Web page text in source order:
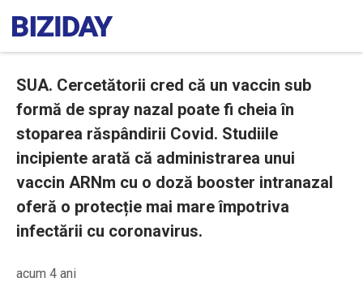
SUA. Cercetătorii cred că un vaccin sub
formă de spray nazal poate fi cheia în
stoparea răspândirii Covid. Studiile
incipiente arată că administrarea unui
vaccin ARNm cu o doză booster intranazal
oferă o protecție mai mare împotriva
infectării cu coronavirus.
acum 4 ani